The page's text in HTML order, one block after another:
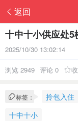
返回
十中十小供应处5
2025/10/30 13:02:14
浏览 2949 评论 0
标签： 拎包入住
十中十小